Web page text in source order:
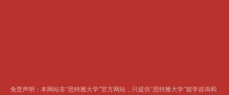
免责声明：本网站非“思特雅大学”官方网站，只提供“思特雅大学”留学咨询和